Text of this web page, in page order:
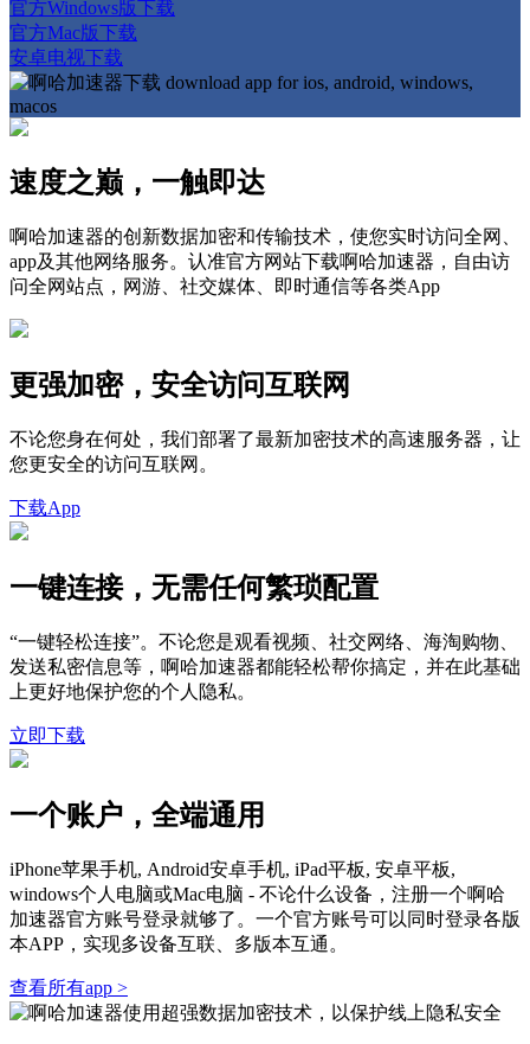
官方Windows版下载
官方Mac版下载
安卓电视下载
速度之巅，一触即达
啊哈加速器的创新数据加密和传输技术，使您实时访问全网、
app及其他网络服务。认准官方网站下载啊哈加速器，自由访
问全网站点，网游、社交媒体、即时通信等各类App
更强加密，安全访问互联网
不论您身在何处，我们部署了最新加密技术的高速服务器，让
您更安全的访问互联网。
下载App
一键连接，无需任何繁琐配置
“一键轻松连接”。不论您是观看视频、社交网络、海淘购物、
发送私密信息等，啊哈加速器都能轻松帮你搞定，并在此基础
上更好地保护您的个人隐私。
立即下载
一个账户，全端通用
iPhone苹果手机, Android安卓手机, iPad平板, 安卓平板,
windows个人电脑或Mac电脑 - 不论什么设备，注册一个啊哈
加速器官方账号登录就够了。一个官方账号可以同时登录各版
本APP，实现多设备互联、多版本互通。
查看所有app >